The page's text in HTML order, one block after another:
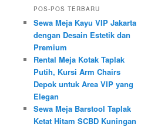
POS-POS TERBARU
Sewa Meja Kayu VIP Jakarta
dengan Desain Estetik dan
Premium
Rental Meja Kotak Taplak
Putih, Kursi Arm Chairs
Depok untuk Area VIP yang
Elegan
Sewa Meja Barstool Taplak
Ketat Hitam SCBD Kuningan